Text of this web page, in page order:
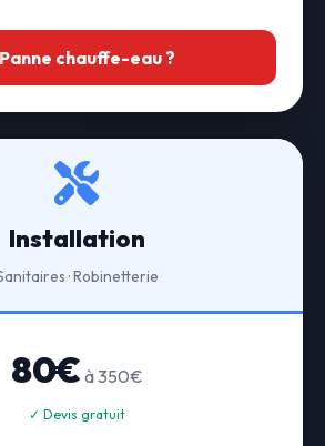
Panne chauffe-eau ?
Installation
· Robinetterie
80€ à 350€
✓ Devis gratuit